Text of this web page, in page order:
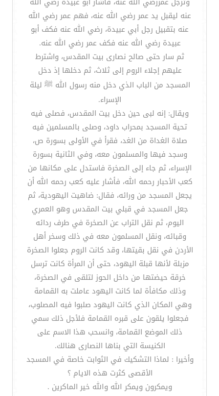
عنه ليقبل يد عمر رضي الله عنه، فهم عمر رضي الله
عنه بتقبيل رجل أبي عبيدة، رضي الله عنه فكف أبو
عبيدة رضي الله عنه فكف عمر رضي الله عنه.
ثم سار حتى صالح نصارى بيت المقدس، واشترط
عليهم إجلاء الروم إلى ثلاث، ثم دخلها إذ دخل
المسجد من الباب الذي دخل منه رسول الله ﷺ ليلة
الإسراء.
ويقال: إنه لبى حين دخل بيت المقدس، فصلى فيه
تحية المسجد بمحراب داود، وصلى بالمسلمين فيه
صلاة الغداة من الغد، فقرأ في الأولى بسورة ص،
وسجد فيها والمسلمون معه، وفي الثانية بسورة
الإسراء، ثم جاء إلى الصخرة فاستدل على مكانها من
كعب الأحبار رحمه الله، فأشار عليه كعب رحمه الله أن
يجعل المسجد من ورائه، فقال: ضاهيت اليهودية، ثم
جعل المسجد في قبلي بيت المقدس وهو العمري
اليوم، ثم نقل التراب عن الصخرة في طرف ردائه
وقبائه، ونقل المسلمون معه في ذلك وسخر أهل
الأردن في نقل بقيتها، وقد كانت الروم جعلوا الصخرة
مزبلة لأنها قبلة اليهود، حتى أن المرأة كانت ترسل
خرقة حيضتها من داخل الحوز لتلقى في الصخرة،
وذلك مكافأة لما كانت اليهود عاملت به القمامة
وهي المكان الذي كانت اليهود صلبوا فيه المصلوب،
فجعلوا يلقون على قبره القمامة فلأجل ذلك سمي
ذلك الموضع القمامة، وانسحب هذا الاسم على
الكنيسة التي بناها النصارى هنالك.
وأخيرا : لماذا التشكيك في الثوابت خاصة في المسجد
الأقصى كثرت هذه الايام ؟
ويمكرون ويمكر الله والله خير الماكرين .